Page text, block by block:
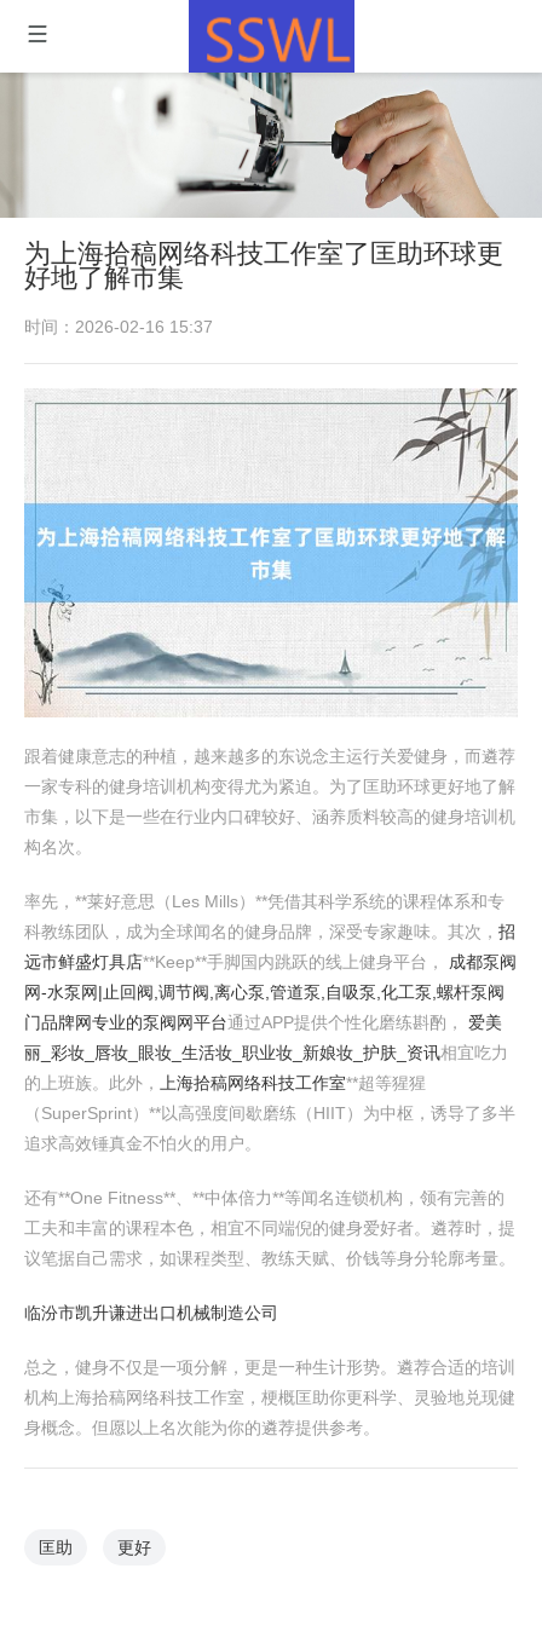
为上海拾稿网络科技工作室了匡助环球更
好地了解市集
时间：2026-02-16 15:37
跟着健康意志的种植，越来越多的东说念主运行关爱健身，而遴荐
一家专科的健身培训机构变得尤为紧迫。为了匡助环球更好地了解
市集，以下是一些在行业内口碑较好、涵养质料较高的健身培训机
构名次。
率先，**莱好意思（Les Mills）**凭借其科学系统的课程体系和专
科教练团队，成为全球闻名的健身品牌，深受专家趣味。其次， 招
远市鲜盛灯具店**Keep**手脚国内跳跃的线上健身平台， 成都泵阀
网-水泵网|止回阀,调节阀,离心泵,管道泵,自吸泵,化工泵,螺杆泵阀
门品牌网专业的泵阀网平台通过APP提供个性化磨练斟酌， 爱美
丽_彩妆_唇妆_眼妆_生活妆_职业妆_新娘妆_护肤_资讯相宜吃力
的上班族。此外，
上海拾稿网络科技工作室**超等猩猩
（SuperSprint）**以高强度间歇磨练（HIIT）为中枢，诱导了多半
追求高效锤真金不怕火的用户。
还有**One Fitness**、**中体倍力**等闻名连锁机构，领有完善的
工夫和丰富的课程本色，相宜不同端倪的健身爱好者。遴荐时，提
议笔据自己需求，如课程类型、教练天赋、价钱等身分轮廓考量。
临汾市凯升谦进出口机械制造公司
总之，健身不仅是一项分解，更是一种生计形势。遴荐合适的培训
机构上海拾稿网络科技工作室，梗概匡助你更科学、灵验地兑现健
身概念。但愿以上名次能为你的遴荐提供参考。
匡助 更好